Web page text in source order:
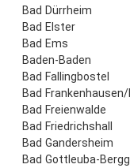
Bad Dürrheim
Bad Elster
Bad Ems
Baden-Baden
Bad Fallingbostel
Bad
Bad Freienwalde
Bad Friedrichshall
Bad Gandersheim
Bad Gottleuba-